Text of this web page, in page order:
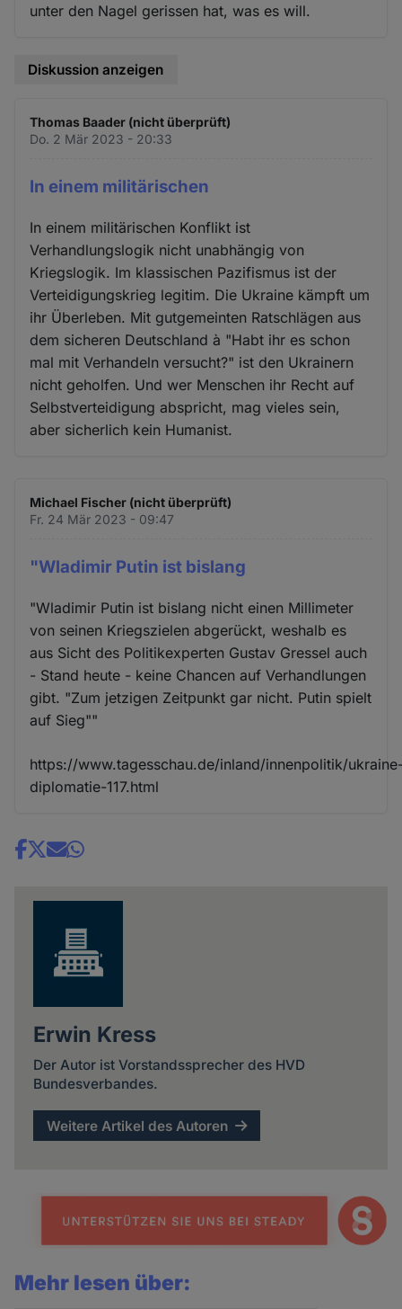
unter den Nagel gerissen hat, was es will.
Diskussion anzeigen
Thomas Baader (nicht überprüft)
Do. 2 Mär 2023 - 20:33
In einem militärischen
In einem militärischen Konflikt ist
Verhandlungslogik nicht unabhängig von
Kriegslogik. Im klassischen Pazifismus ist der
Verteidigungskrieg legitim. Die Ukraine kämpft um
ihr Überleben. Mit gutgemeinten Ratschlägen aus
dem sicheren Deutschland à "Habt ihr es schon
mal mit Verhandeln versucht?" ist den Ukrainern
nicht geholfen. Und wer Menschen ihr Recht auf
Selbstverteidigung abspricht, mag vieles sein,
aber sicherlich kein Humanist.
Michael Fischer (nicht überprüft)
Fr. 24 Mär 2023 - 09:47
"Wladimir Putin ist bislang
"Wladimir Putin ist bislang nicht einen Millimeter
von seinen Kriegszielen abgerückt, weshalb es
aus Sicht des Politikexperten Gustav Gressel auch
- Stand heute - keine Chancen auf Verhandlungen
gibt. "Zum jetzigen Zeitpunkt gar nicht. Putin spielt
auf Sieg""
https://www.tagesschau.de/inland/innenpolitik/
diplomatie-117.html
Share
Erwin Kress
Der Autor ist Vorstandssprecher des HVD
Bundesverbandes.
Weitere Artikel des Autoren
Mehr lesen über: